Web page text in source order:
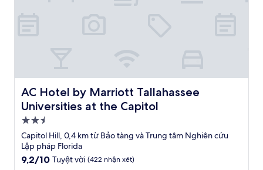
AC Hotel by Marriott Tallahassee
Universities at the Capitol
AC Hotel by Marriott Tallahassee Universities at the
Nơi
lưu
trú
2.5
Capitol Hill, 0,4 km từ Bảo tàng và Trung tâm Nghiên cứu
Lập pháp Florida
9.2
9,2/10 Tuyệt vời (422 nhận xét)